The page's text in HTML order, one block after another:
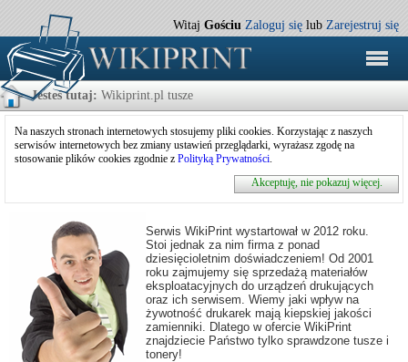
Witaj Gościu Zaloguj się lub Zarejestruj się
Jesteś tutaj: Wikiprint.pl tusze
Na naszych stronach internetowych stosujemy pliki cookies. Korzystając z naszych
serwisów internetowych bez zmiany ustawień przeglądarki, wyrażasz zgodę na
stosowanie plików cookies zgodnie z Polityką Prywatności.
Akceptuję, nie pokazuj więcej.
Serwis WikiPrint wystartował w 2012 roku.
Stoi jednak za nim firma z ponad
dziesięcioletnim doświadczeniem! Od 2001
roku zajmujemy się sprzedażą materiałów
eksploatacyjnych do urządzeń drukujących
oraz ich serwisem. Wiemy jaki wpływ na
żywotność drukarek mają kiepskiej jakości
zamienniki. Dlatego w ofercie WikiPrint
znajdziecie Państwo tylko sprawdzone tusze i
tonery!